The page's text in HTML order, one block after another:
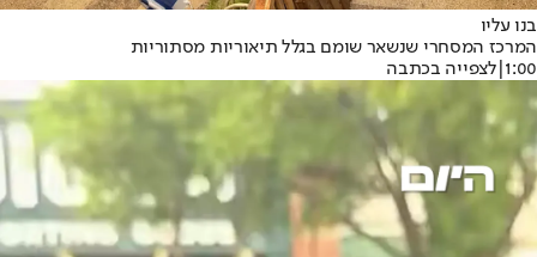
בנו עליו
המרכז המסחרי שנשאר שומם בגלל תיאוריות מסתוריות
1:00
|לצפייה בכתבה